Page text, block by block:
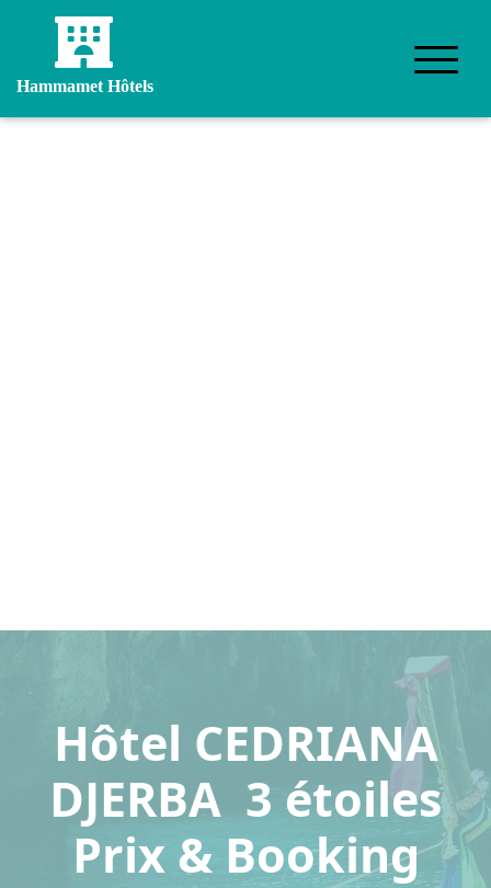
Hammamet Hôtels
Hôtel CEDRIANA
DJERBA 3 étoiles
Prix & Booking